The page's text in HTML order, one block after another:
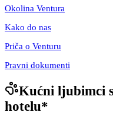
Okolina Ventura
Kako do nas
Priča o Venturu
Pravni dokumenti
Kućni ljubimci
hotelu*